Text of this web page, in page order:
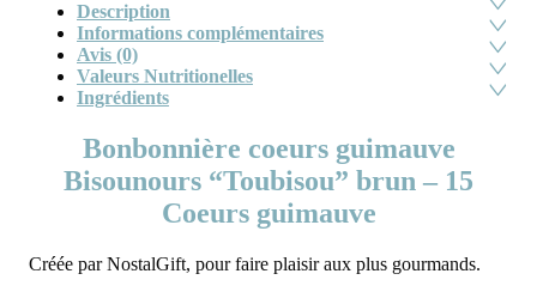
Description
Informations complémentaires
Avis (0)
Valeurs Nutritionelles
Ingrédients
Bonbonnière coeurs guimauve
Bisounours “Toubisou” brun – 15
Coeurs guimauve
Créée par NostalGift, pour faire plaisir aux plus gourmands.